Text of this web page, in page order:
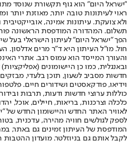
"ישראל היום" הוא גוף תקשורת שנוסד
ראוי לעיתונות טובה יותר, מאוזנת יותר
ולא צועקת. עיתונות אמינה, אובייקטיבית
הפך "ישראל היום" לעיתון הישראלי בעל
חול. מו"ל העיתון היא ד"ר מרים אדלסון.
והעורך המייסד הוא עמוס רגב. אתרי
חדשות מסביב לשעון, תוכן בלעדי, מבזקים
וידיאו, פודקאסטים ושידורים חיים.
כוללות ערוצי חדשות ודעות, תרבות
לאוויר האתר החדש והיישומון החדש של
לספק לגולשים חוויה מהירה, עדכנית,
המודפסת של העיתון זמינים גם באתר,
לקבל אותם גם בניוזלטר. מועדון ההטבות